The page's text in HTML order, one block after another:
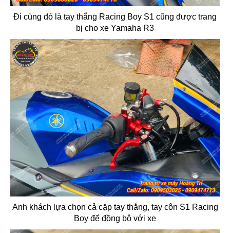
Đi cùng đó là tay thắng Racing Boy S1 cũng được trang
bị cho xe Yamaha R3
Anh khách lựa chọn cả cặp tay thắng, tay côn S1 Racing
Boy để đồng bộ với xe